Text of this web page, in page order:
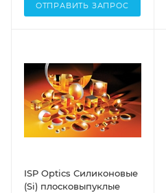
ОТПРАВИТЬ ЗАПРОС
ISP Optics Силиконовые
(Si) плосковыпуклые